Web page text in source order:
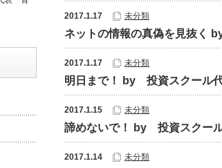
2017.1.17 未分類
ネットの情報の真偽を見抜く
2017.1.17 未分類
明日まで！ by 投資スクール
2017.1.15 未分類
諦めないで！ by 投資スクー
2017.1.14 未分類